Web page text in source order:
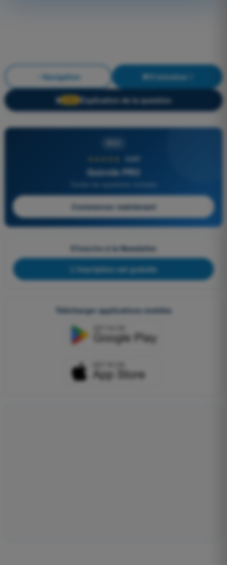
Navigation S'entraîner !
🔒 Explication de la question
4,6/5
Quizvds PRO
Commencer maintenant
S'inscrire à la Newsletter
L'inscription est gratuite
Télécharger applications mobiles